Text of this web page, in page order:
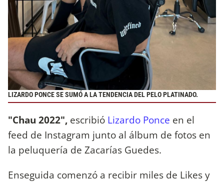
LIZARDO PONCE SE SUMÓ A LA TENDENCIA DEL PELO PLATINADO.
"Chau 2022", escribió Lizardo Ponce en el
feed de Instagram junto al álbum de fotos en
la peluquería de Zacarías Guedes.
Enseguida comenzó a recibir miles de Likes y